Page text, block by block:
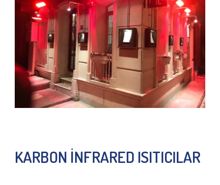
KARBON İNFRARED ISITICILAR